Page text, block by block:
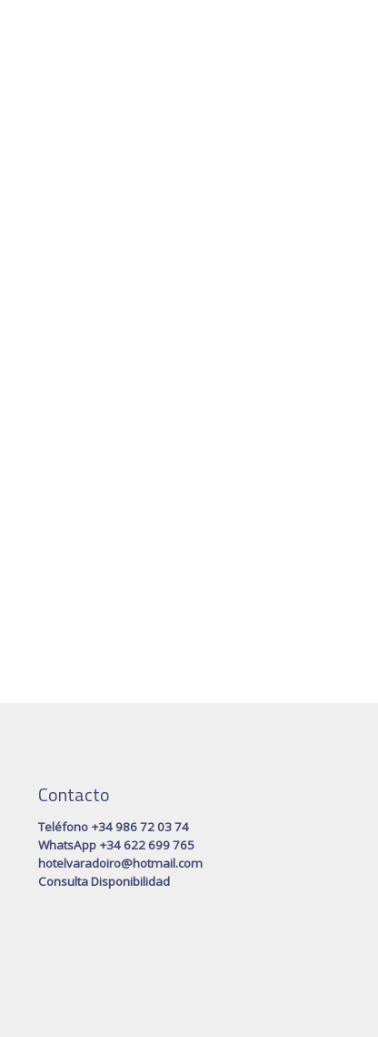
Contacto
Teléfono +34 986 72 03 74
WhatsApp +34 622 699 765
hotelvaradoiro@hotmail.com
Consulta Disponibilidad